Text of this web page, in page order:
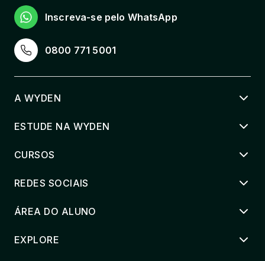
0800 771 5001
Inscreva-se pelo WhatsApp
A WYDEN
ESTUDE NA WYDEN
CURSOS
REDES SOCIAIS
ÁREA DO ALUNO
EXPLORE